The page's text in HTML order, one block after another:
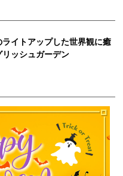
イトアップした世界観に癒
ッシュガーデン